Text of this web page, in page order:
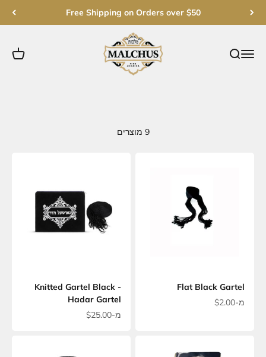
Free Shipping on Orders over $50
פתח תפריט ניווט
פתח חיפוש
Malchut Judaica
פתח
9 מוצרים
Flat Black Gartel
מחיר מבצע
מ-$2.00
Knitted Gartel Black -
Hadar Gartel
מחיר מבצע
מ-$25.00